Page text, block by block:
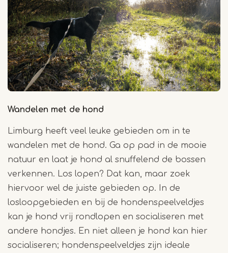
Wandelen met de hond
Limburg heeft veel leuke gebieden om in te
wandelen met de hond. Ga op pad in de mooie
natuur en laat je hond al snuffelend de bossen
verkennen. Los lopen? Dat kan, maar zoek
hiervoor wel de juiste gebieden op. In de
losloopgebieden en bij de hondenspeelveldjes
kan je hond vrij rondlopen en socialiseren met
andere hondjes. En niet alleen je hond kan hier
socialiseren; hondenspeelveldjes zijn ideale